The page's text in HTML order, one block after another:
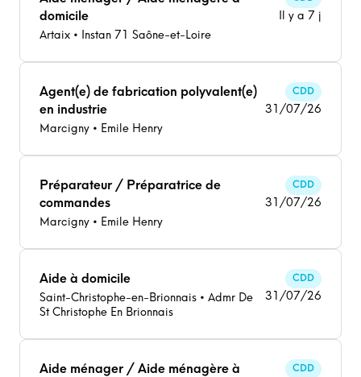
domicile
Artaix • Instan 71 Saône-et-Loire
Il y a 7 j
Agent(e) de fabrication polyvalent(e)
en industrie
Marcigny • Emile Henry
CDD
31/07/26
Préparateur / Préparatrice de
commandes
Marcigny • Emile Henry
CDD
31/07/26
Aide à domicile
Saint-Christophe-en-Brionnais • Admr De
St Christophe En Brionnais
CDD
31/07/26
Aide ménager / Aide ménagère à
CDD